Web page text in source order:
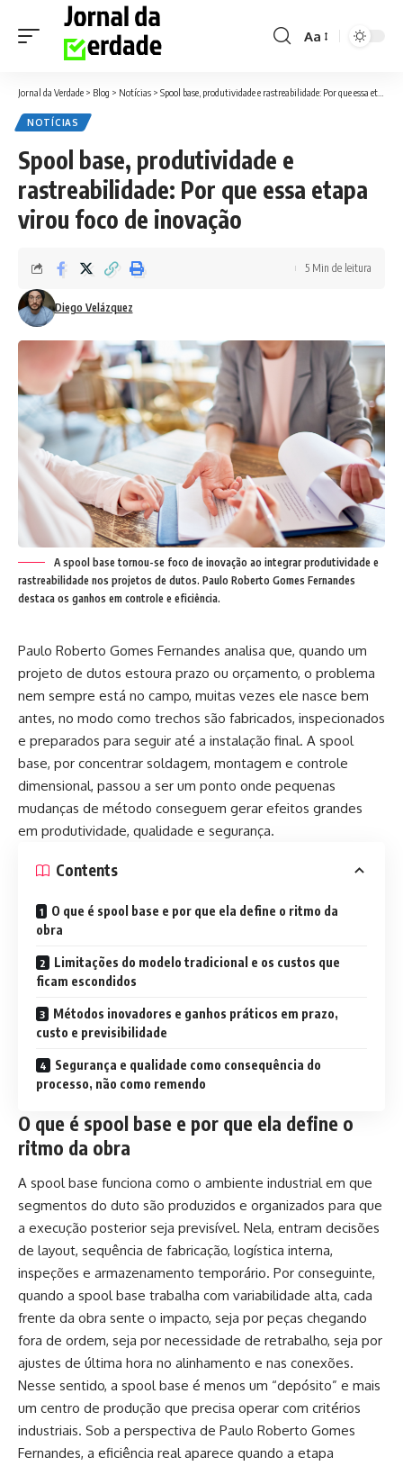
Font
Aa
Jornal da Verdade > Blog > Notícias > Spool base, produtividade e rastreabilidade: Por que essa etapa virou foco de inovação
NOTÍCIAS
Spool base, produtividade e
rastreabilidade: Por que essa etapa
virou foco de inovação
Diego Velázquez
5 Min de leitura
A spool base tornou-se foco de inovação ao integrar produtividade e
rastreabilidade nos projetos de dutos. Paulo Roberto Gomes Fernandes
destaca os ganhos em controle e eficiência.
Paulo Roberto Gomes Fernandes analisa que, quando um
projeto de dutos estoura prazo ou orçamento, o problema
nem sempre está no campo, muitas vezes ele nasce bem
antes, no modo como trechos são fabricados, inspecionados
e preparados para seguir até a instalação final. A spool
base, por concentrar soldagem, montagem e controle
dimensional, passou a ser um ponto onde pequenas
mudanças de método conseguem gerar efeitos grandes
em produtividade, qualidade e segurança.
Contents
O que é spool base e por que ela define o ritmo da
obra
Limitações do modelo tradicional e os custos que
ficam escondidos
Métodos inovadores e ganhos práticos em prazo,
custo e previsibilidade
Segurança e qualidade como consequência do
processo, não como remendo
O que é spool base e por que ela define o
ritmo da obra
A spool base funciona como o ambiente industrial em que
segmentos do duto são produzidos e organizados para que
a execução posterior seja previsível. Nela, entram decisões
de layout, sequência de fabricação, logística interna,
inspeções e armazenamento temporário. Por conseguinte,
quando a spool base trabalha com variabilidade alta, cada
frente da obra sente o impacto, seja por peças chegando
fora de ordem, seja por necessidade de retrabalho, seja por
ajustes de última hora no alinhamento e nas conexões.
Nesse sentido, a spool base é menos um “depósito” e mais
um centro de produção que precisa operar com critérios
industriais. Sob a perspectiva de Paulo Roberto Gomes
Fernandes, a eficiência real aparece quando a etapa